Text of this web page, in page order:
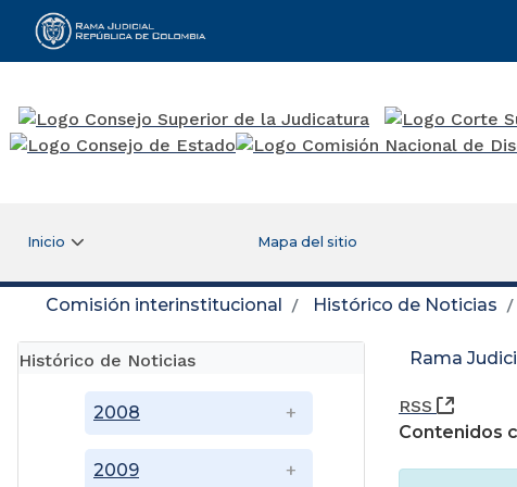
Rama Judicial
Inicio Mapa del sitio
Comisión interinstitucional Histórico de Noticias
Histórico de Noticias
2008
2009
Rama
RSS
(Abre
Contenidos